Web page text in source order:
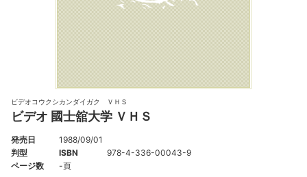
ビデオコウクシカンダイガク ＶＨＳ
ビデオ 國士舘大学 ＶＨＳ
発売日
1988/09/01
判型
ISBN
978-4-336-00043-9
ページ数
-頁